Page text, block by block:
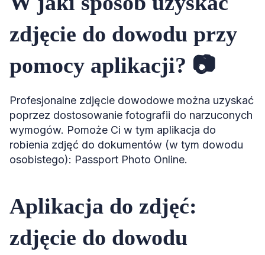
zdjęcie do dowodu przy
pomocy aplikacji? 📷
Profesjonalne zdjęcie dowodowe można uzyskać
poprzez dostosowanie fotografii do narzuconych
wymogów. Pomoże Ci w tym aplikacja do
robienia zdjęć do dokumentów (w tym dowodu
osobistego): Passport Photo Online.
Aplikacja do zdjęć:
zdjęcie do dowodu